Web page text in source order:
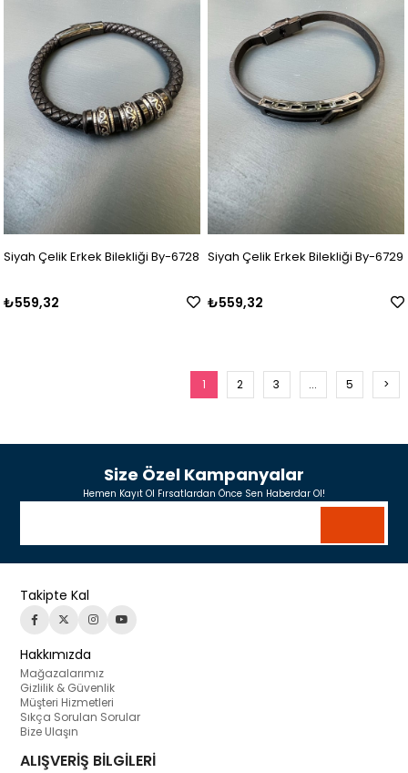
Siyah Çelik Erkek Bilekliği By-6728
₺559,32
Siyah Çelik Erkek Bilekliği By-6729
₺559,32
1 2 3 ... 5 >
Size Özel Kampanyalar
Hemen Kayıt Ol Fırsatlardan Önce Sen Haberdar Ol!
Takipte Kal
Hakkımızda
Mağazalarımız
Gizlilik & Güvenlik
Müşteri Hizmetleri
Sıkça Sorulan Sorular
Bize Ulaşın
ALIŞVERİŞ BİLGİLERİ